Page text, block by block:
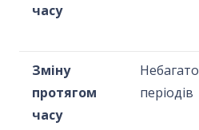
часу
Зміну
протягом
часу
Небагато
періодів